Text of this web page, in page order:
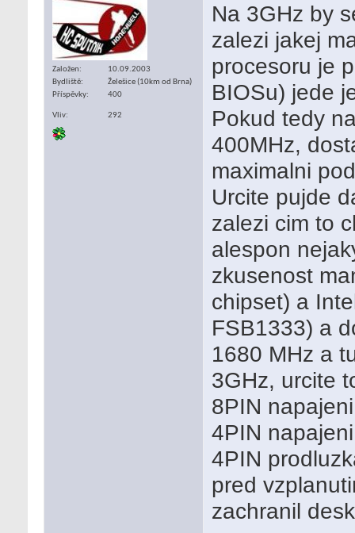
Založen
10.09.2003
Bydliště
Želešice (10km od Brna)
Příspěvky
400
Vliv 292
Na 3GHz by
zalezi jakej
procesoru je
BIOSu) jede
Pokud tedy
400MHz,
maximalni
Urcite pujde
zalezi cim to
alespon
zkusenost
chipset) a
FSB1333) a
1680 MHz a
3GHz, urcite
8PIN
4PIN
4PIN
pred
zachranil